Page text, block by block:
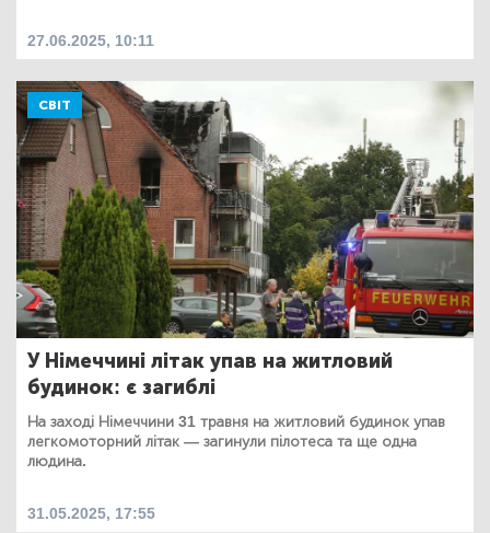
27.06.2025, 10:11
СВІТ
У Німеччині літак упав на житловий
будинок: є загиблі
На заході Німеччини 31 травня на житловий будинок упав
легкомоторний літак — загинули пілотеса та ще одна
людина.
31.05.2025, 17:55